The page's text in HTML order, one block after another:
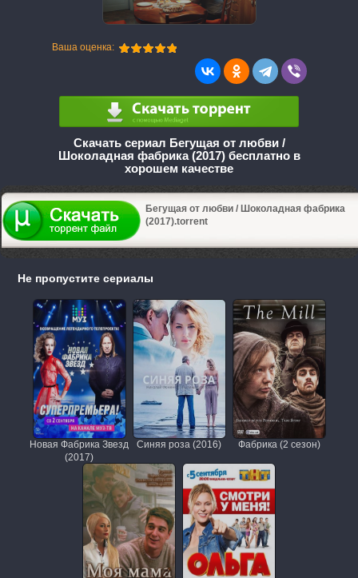
Ваша оценка:
Скачать сериал Бегущая от любви /
Шоколадная фабрика (2017) бесплатно в
хорошем качестве
Бегущая от любви / Шоколадная фабрика
(2017).torrent
Не пропустите сериалы
Новая Фабрика Звезд
(2017)
Синяя роза (2016) Фабрика (2 сезон)